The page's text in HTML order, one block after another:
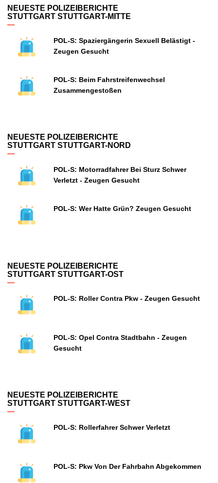
NEUESTE POLIZEIBERICHTE
STUTTGART STUTTGART-MITTE
POL-S: Spaziergängerin Sexuell Belästigt -
Zeugen Gesucht
POL-S: Beim Fahrstreifenwechsel
Zusammengestoßen
NEUESTE POLIZEIBERICHTE
STUTTGART STUTTGART-NORD
POL-S: Motorradfahrer Bei Sturz Schwer
Verletzt - Zeugen Gesucht
POL-S: Wer Hatte Grün? Zeugen Gesucht
NEUESTE POLIZEIBERICHTE
STUTTGART STUTTGART-OST
POL-S: Roller Contra Pkw - Zeugen Gesucht
POL-S: Opel Contra Stadtbahn - Zeugen
Gesucht
NEUESTE POLIZEIBERICHTE
STUTTGART STUTTGART-WEST
POL-S: Rollerfahrer Schwer Verletzt
POL-S: Pkw Von Der Fahrbahn Abgekommen